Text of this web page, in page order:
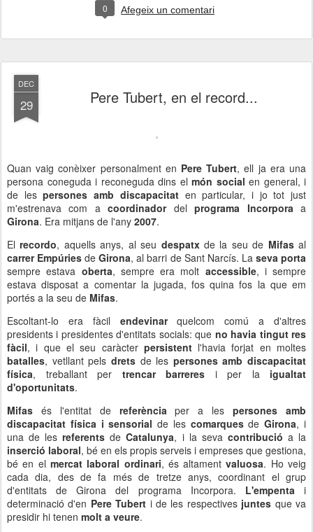
0 Afegeix un comentari
DEC
29 Pere Tubert, en el record...
Quan vaig conèixer personalment en Pere Tubert, ell ja era una
persona coneguda i reconeguda dins el món social en general, i
de lespersones amb discapacitaten particular, i jo tot just
m'estrenava com acoordinadordelprograma Incorporaa
Girona. Era mitjans de l'any 2007.
Elrecordo, aquells anys, al seu despatxde la seu de Mifasal
carrer Empúries deGirona, al barri de Sant Narcís. La seva porta
sempre estava oberta, sempre era molt accessible, i sempre
estava disposat a comentar la jugada, fos quina fos la que em
portés a la seu de Mifas.
Escoltant-lo era fàcil endevinarquelcom comú a d'altres
presidents i presidentes d'entitats socials: que no havia tingut res
fàcil, i que el seu caràcter persistentl'havia forjat en moltes
batalles, vetllant pels dretsde les persones amb discapacitat
física, treballant per trencar barreres i per la igualtat
d'oportunitats.
Mifas és l'entitat de referènciaper a lespersones amb
discapacitat física i sensorial de les comarquesdeGirona, i
una de lesreferents deCatalunya, i la seva contribució a la
inserció laboral, bé en els propis serveis i empreses que gestiona,
bé en el mercat laboral ordinari, és altamentvaluosa. Ho veig
cada dia, des de fa més de tretze anys, coordinant el grup
d'entitats de Girona del programa Incorpora. L'empentai
determinació d'en Pere Tubert i de les respectives juntes que va
presidir hi tenen molt a veure.